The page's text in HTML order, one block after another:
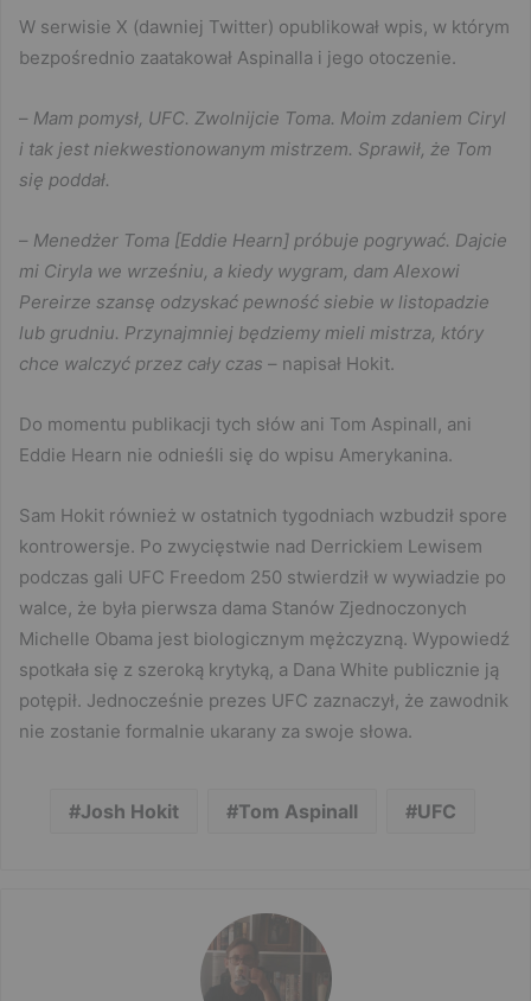
W serwisie X (dawniej Twitter) opublikował wpis, w którym
bezpośrednio zaatakował Aspinalla i jego otoczenie.
– Mam pomysł, UFC. Zwolnijcie Toma. Moim zdaniem Ciryl
i tak jest niekwestionowanym mistrzem. Sprawił, że Tom
się poddał.
– Menedżer Toma [Eddie Hearn] próbuje pogrywać. Dajcie
mi Ciryla we wrześniu, a kiedy wygram, dam Alexowi
Pereirze szansę odzyskać pewność siebie w listopadzie
lub grudniu. Przynajmniej będziemy mieli mistrza, który
chce walczyć przez cały czas – napisał Hokit.
Do momentu publikacji tych słów ani Tom Aspinall, ani
Eddie Hearn nie odnieśli się do wpisu Amerykanina.
Sam Hokit również w ostatnich tygodniach wzbudził spore
kontrowersje. Po zwycięstwie nad Derrickiem Lewisem
podczas gali UFC Freedom 250 stwierdził w wywiadzie po
walce, że była pierwsza dama Stanów Zjednoczonych
Michelle Obama jest biologicznym mężczyzną. Wypowiedź
spotkała się z szeroką krytyką, a Dana White publicznie ją
potępił. Jednocześnie prezes UFC zaznaczył, że zawodnik
nie zostanie formalnie ukarany za swoje słowa.
Josh Hokit Tom Aspinall UFC